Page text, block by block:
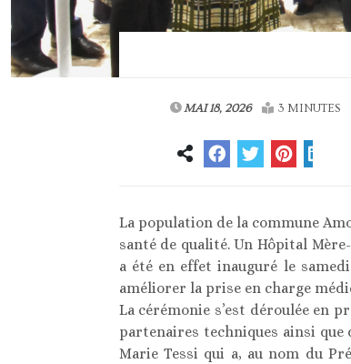
MAI 18, 2026 3 MINUTES
La population de la commune
santé de qualité. Un Hôpital
a été en effet inauguré le
améliorer la prise en charge
La cérémonie s’est déroulée en
partenaires techniques ainsi que
Marie Tessi qui a, au nom du